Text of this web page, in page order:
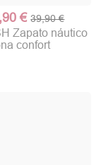
€ 39,90 €
Zapato náutico
confort